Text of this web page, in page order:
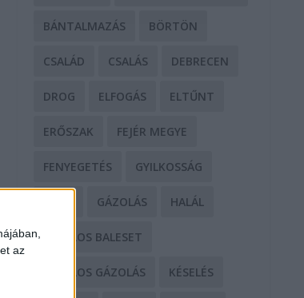
az
BÁNTALMAZÁS BÖRTÖN
CSALÁD CSALÁS DEBRECEN
DROG ELFOGÁS ELTŰNT
ERŐSZAK FEJÉR MEGYE
FENYEGETÉS GYILKOSSÁG
GÁZOLÁS HALÁL
HALÁLOS BALESET
HALÁLOS GÁZOLÁS KÉSELÉS